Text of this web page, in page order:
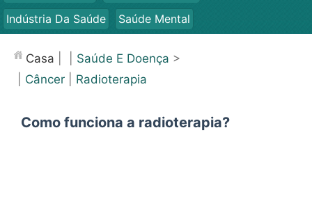
Indústria Da Saúde
Saúde Mental
Saúde
Casa Saúde E Doença >
Câncer Radioterapia
Como funciona a radioterapia?